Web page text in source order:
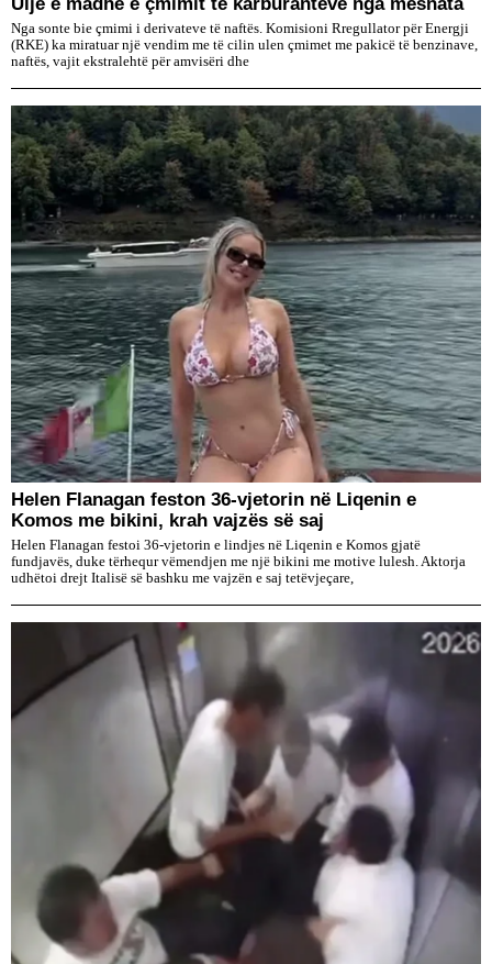
Nga sonte bie çmimi i derivateve të naftës. Komisioni Rregullator për Energji
(RKE) ka miratuar një vendim me të cilin ulen çmimet me pakicë të benzinave,
naftës, vajit ekstralehtë për amvisëri dhe
Helen Flanagan feston 36-vjetorin në Liqenin e
Komos me bikini, krah vajzës së saj
Helen Flanagan festoi 36-vjetorin e lindjes në Liqenin e Komos gjatë
fundjavës, duke tërhequr vëmendjen me një bikini me motive lulesh. Aktorja
udhëtoi drejt Italisë së bashku me vajzën e saj tetëvjeçare,